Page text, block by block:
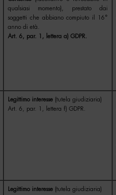
qualsiasi momento), prestato dai
soggetti che abbiano compiuto il 16°
anno di età.
Art. 6, par. 1, lettera a) GDPR.
Legittimo interesse (tutela giudiziaria)
Art. 6, par. 1, lettera f) GDPR.
Legittimo interesse (tutela giudiziaria)